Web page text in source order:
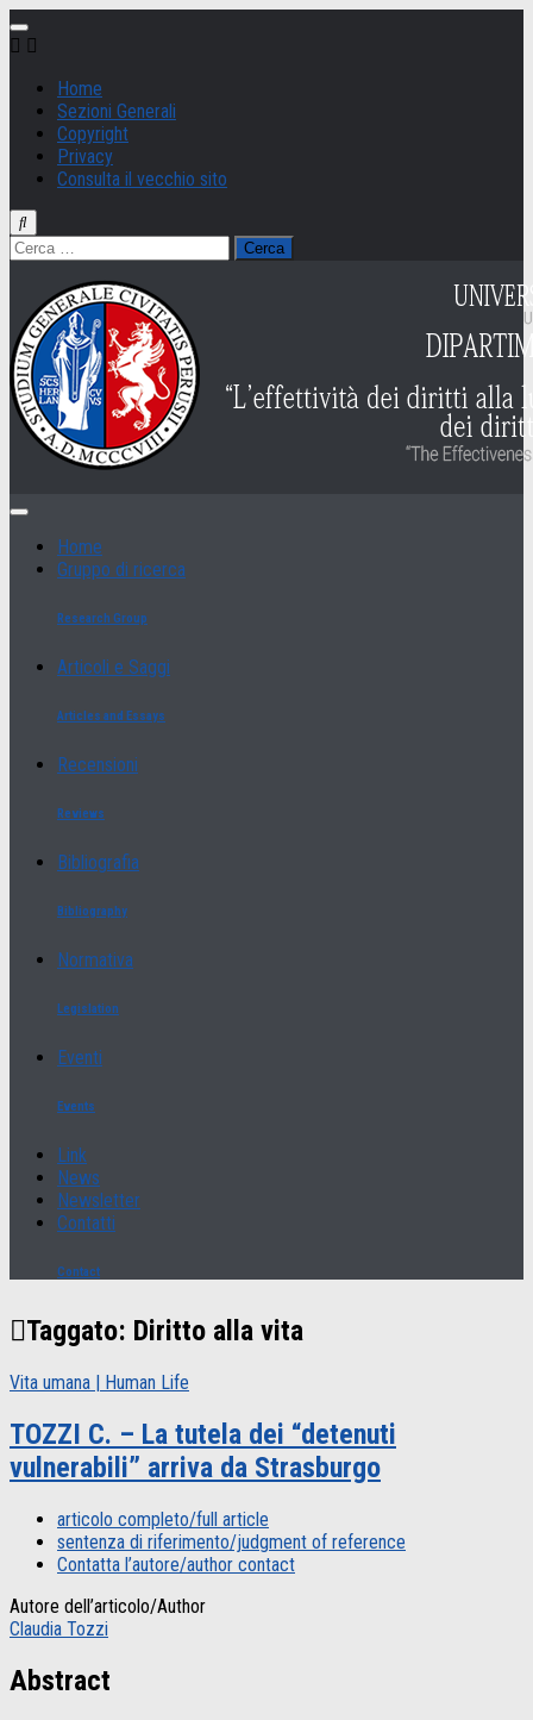
Salta
al
Home
Sezioni Generali
Copyright
Privacy
Consulta il vecchio sito
Ricerca
per:
Home
Gruppo di ricerca
Research Group
Articoli e Saggi
Articles and Essays
Recensioni
Reviews
Bibliografia
Bibliography
Normativa
Legislation
Eventi
Events
Link
News
Newsletter
Contatti
Contact
Taggato: Diritto alla vita
Vita umana | Human Life
TOZZI C. – La tutela dei “detenuti
vulnerabili” arriva da Strasburgo
articolo completo/full article
sentenza di riferimento/judgment of reference
Contatta l’autore/author contact
Autore dell’articolo/Author
Claudia Tozzi
Abstract